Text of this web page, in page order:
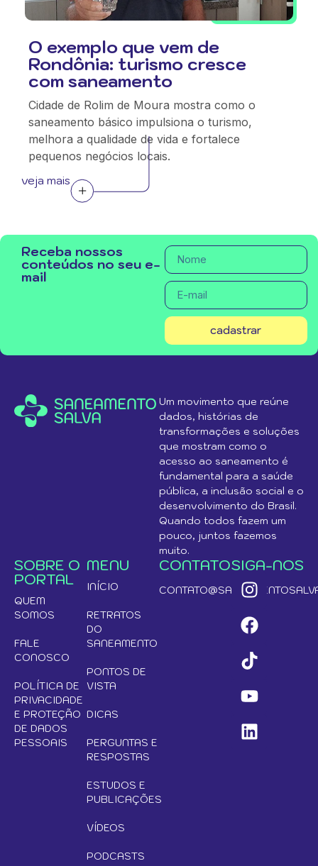
O exemplo que vem de
Rondônia: turismo cresce
com saneamento
Cidade de Rolim de Moura mostra como o
saneamento básico impulsiona o turismo,
melhora a qualidade de vida e fortalece
pequenos negócios locais.
veja mais
Receba nossos
conteúdos no seu e-
mail
cadastrar
Um movimento que reúne
dados, histórias de
transformações e soluções
que mostram como o
acesso ao saneamento é
fundamental para a saúde
pública, a inclusão social e o
desenvolvimento do Brasil.
Quando todos fazem um
pouco, juntos fazemos
muito.
SOBRE O
PORTAL
QUEM
SOMOS
FALE
CONOSCO
POLÍTICA DE
PRIVACIDADE
E PROTEÇÃO
DE DADOS
PESSOAIS
MENU
INÍCIO
RETRATOS
DO
SANEAMENTO
PONTOS DE
VISTA
DICAS
PERGUNTAS E
RESPOSTAS
ESTUDOS E
PUBLICAÇÕES
VÍDEOS
PODCASTS
CONTATOSIGA-NOS